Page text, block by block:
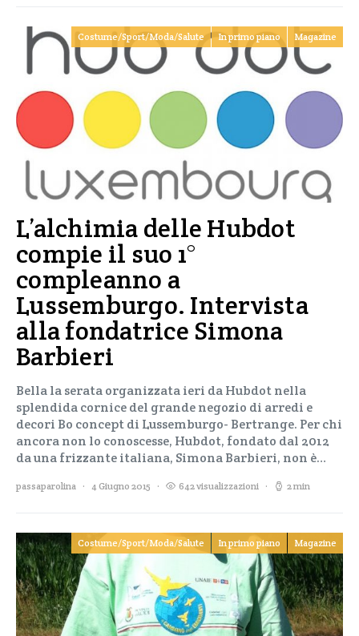
Costume/Sport/Moda/Salute In primo piano Magazine
L’alchimia delle Hubdot
compie il suo 1°
compleanno a
Lussemburgo. Intervista
alla fondatrice Simona
Barbieri
Bella la serata organizzata ieri da Hubdot nella
splendida cornice del grande negozio di arredi e
decori Bo concept di Lussemburgo- Bertrange. Per chi
ancora non lo conoscesse, Hubdot, fondato dal 2012
da una frizzante italiana, Simona Barbieri, non è…
passaparolina 4 Giugno 2015 642 visualizzazioni 2 min
Costume/Sport/Moda/Salute In primo piano Magazine